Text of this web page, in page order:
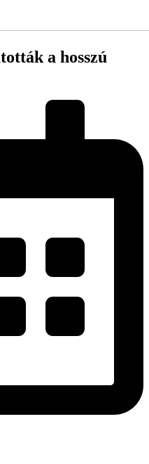
a hosszú